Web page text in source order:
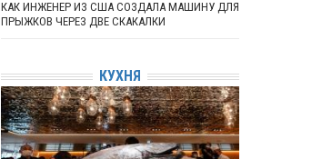
КАК ИНЖЕНЕР ИЗ США СОЗДАЛА МАШИНУ ДЛЯ
ПРЫЖКОВ ЧЕРЕЗ ДВЕ СКАКАЛКИ
КУХНЯ